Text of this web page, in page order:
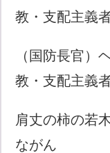
教・支配主義
（国防長官）
教・支配主義
肩丈の柿の若
ながん